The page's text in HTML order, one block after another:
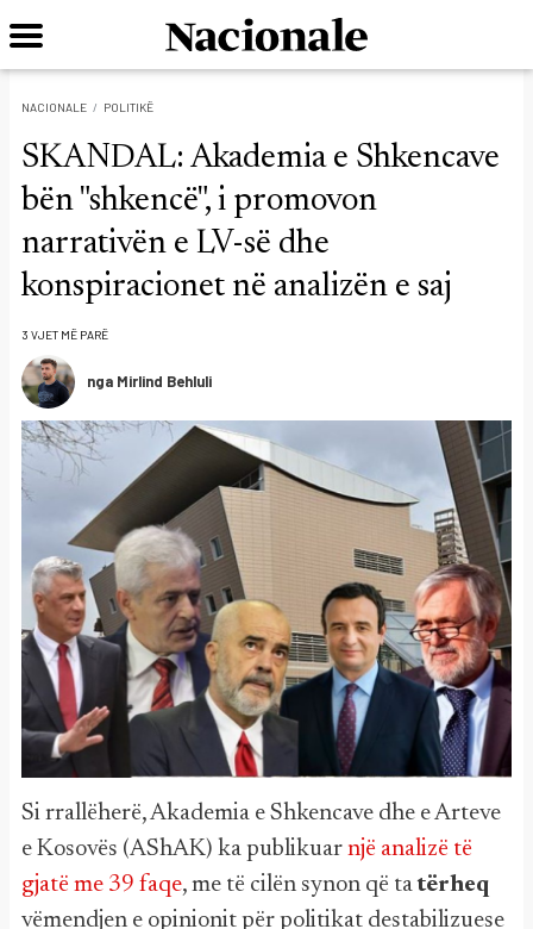
NACIONALE POLITIKË
SKANDAL: Akademia e Shkencave
bën "shkencë", i promovon
narrativën e LV-së dhe
konspiracionet në analizën e saj
3 VJET MË PARË
nga Mirlind Behluli
Si rrallëherë, Akademia e Shkencave dhe e Arteve
e Kosovës (AShAK) ka publikuar një analizë të
gjatë me 39 faqe, me të cilën synon që tatërheq
vëmendjen e opinionit për politikat destabilizuese